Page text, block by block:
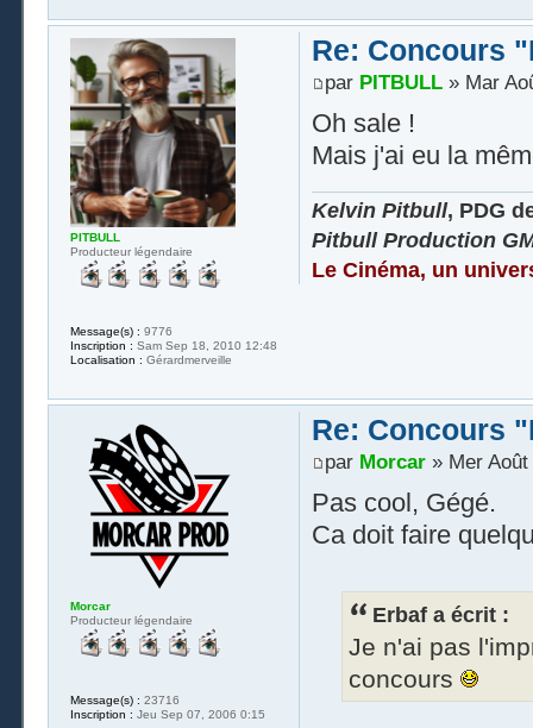
Re: Concours
par PITBULL» Mar
Oh sale !
Mais j'ai eu la
Kelvin Pitbull, PDG
Pitbull Production
Le Cinéma, un
PITBULL
Producteur légendaire
Message(s) : 9776
Inscription : Sam Sep 18, 2010 12:48
Localisation : Gérardmerveille
Re: Concours
par Morcar» Mer Août
Pas cool, Gégé.
Ca doit faire
Erbaf a écrit :
Je n'ai pas
concours
Morcar
Producteur légendaire
Message(s) : 23716
Inscription : Jeu Sep 07, 2006 0:15